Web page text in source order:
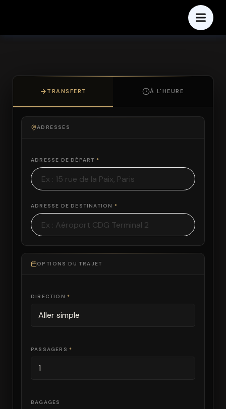
TRANSFERT À L'HEURE
ADRESSES
ADRESSE DE DÉPART *
ADRESSE DE DESTINATION *
OPTIONS DU TRAJET
DIRECTION *
PASSAGERS *
BAGAGES